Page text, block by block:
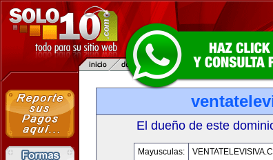
El dueño de este
Mayusculas: